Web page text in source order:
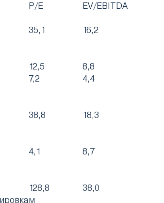
P/E
EV/EBITDA
35,1
16,2
12,5
8,8
7,2
4,4
38,8
18,3
4,1
8,7
128,8
38,0